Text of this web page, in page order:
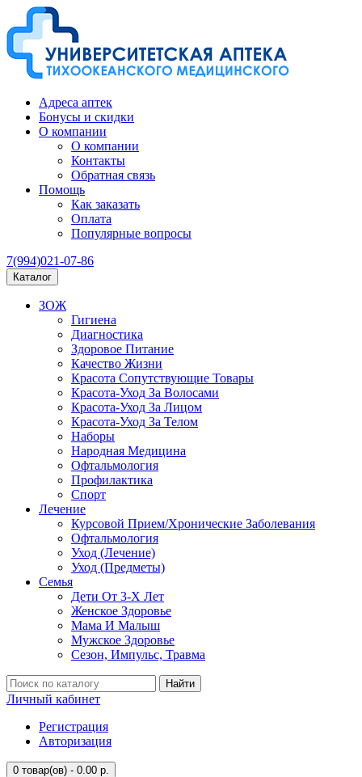
Адреса аптек
Бонусы и скидки
О компании
О компании
Контакты
Обратная связь
Помощь
Как заказать
Оплата
Популярные вопросы
7(994)021-07-86
Каталог
ЗОЖ
Гигиена
Диагностика
Здоровое Питание
Качество Жизни
Красота Сопутствующие Товары
Красота-Уход За Волосами
Красота-Уход За Лицом
Красота-Уход За Телом
Наборы
Народная Медицина
Офтальмология
Профилактика
Спорт
Лечение
Курсовой Прием/Хронические Заболевания
Офтальмология
Уход (Лечение)
Уход (Предметы)
Семья
Дети От 3-Х Лет
Женское Здоровье
Мама И Малыш
Мужское Здоровье
Сезон, Импульс, Травма
Найти
Личный кабинет
Регистрация
Авторизация
0 товар(ов) - 0.00 р.